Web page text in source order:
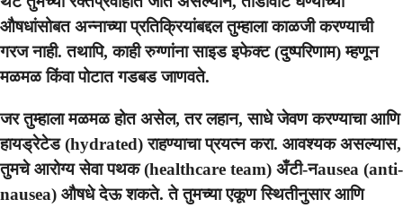
औषधांसोबत अन्नाच्या प्रतिक्रियांबद्दल तुम्हाला काळजी करण्याची
गरज नाही. तथापि, काही रुग्णांना साइड इफेक्ट (दुष्परिणाम) म्हणून
मळमळ किंवा पोटात गडबड जाणवते.
जर तुम्हाला मळमळ होत असेल, तर लहान, साधे जेवण करण्याचा आणि
हायड्रेटेड (hydrated) राहण्याचा प्रयत्न करा. आवश्यक असल्यास,
तुमचे आरोग्य सेवा पथक (healthcare team) अँटी-नausea (anti-
nausea) औषधे देऊ शकते. ते तुमच्या एकूण स्थितीनुसार आणि